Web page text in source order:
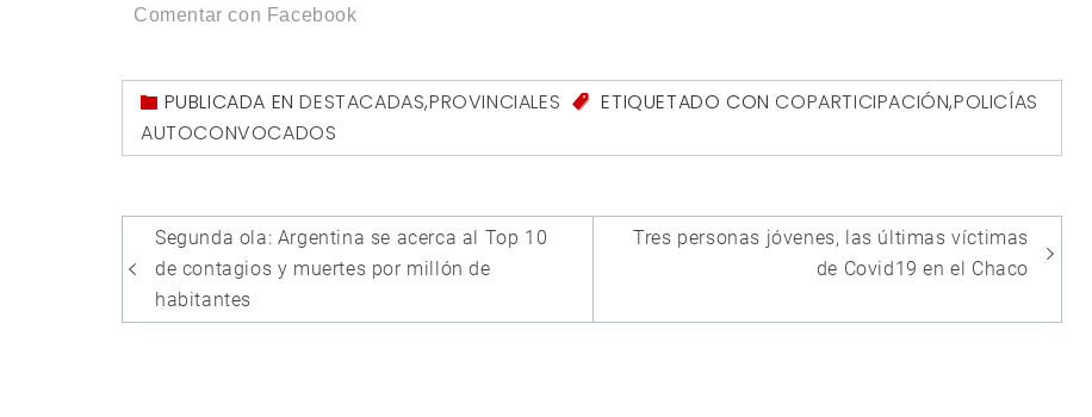
Comentar con Facebook
PUBLICADA ENDESTACADAS,PROVINCIALES ETIQUETADO CONCOPARTICIPACIÓN,POLICÍAS
AUTOCONVOCADOS
Navegación
de
entradas
Segunda ola: Argentina se acerca al Top 10
de contagios y muertes por millón de
habitantes
Tres personas jóvenes, las últimas víctimas
de Covid19 en el Chaco